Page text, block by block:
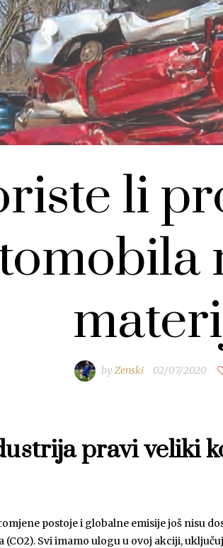
li
by Zenski 02/07/2020
pravi veliki
postoje i globalne emisije još nisu
Svi imamo ulogu u ovoj akciji,